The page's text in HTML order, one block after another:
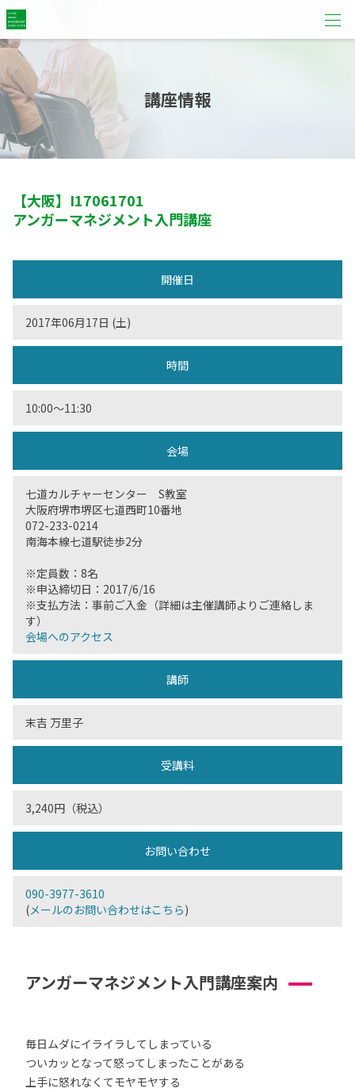
講座情報
【大阪】 I17061701
アンガーマネジメント入門講座
開催日
2017年06月17日 (土)
時間
10:00〜11:30
会場
七道カルチャーセンター S教室
大阪府堺市堺区七道西町10番地
072-233-0214
南海本線七道駅徒歩2分
※定員数：8名
※申込締切日：2017/6/16
※支払方法：事前ご入金（詳細は主催講師よりご連絡しま
す）
会場へのアクセス
講師
末吉 万里子
受講料
3,240円（税込）
お問い合わせ
090-3977-3610
(メールのお問い合わせはこちら)
アンガーマネジメント入門講座案内
毎日ムダにイライラしてしまっている
ついカッとなって怒ってしまったことがある
上手に怒れなくてモヤモヤする